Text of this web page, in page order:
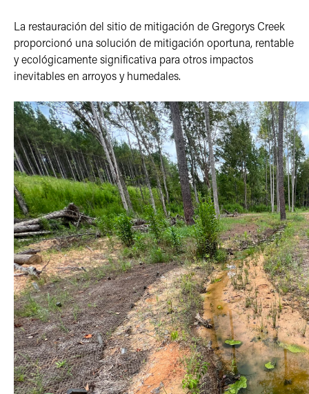
La restauración del sitio de mitigación de Gregorys Creek
proporcionó una solución de mitigación oportuna, rentable
y ecológicamente significativa para otros impactos
inevitables en arroyos y humedales.